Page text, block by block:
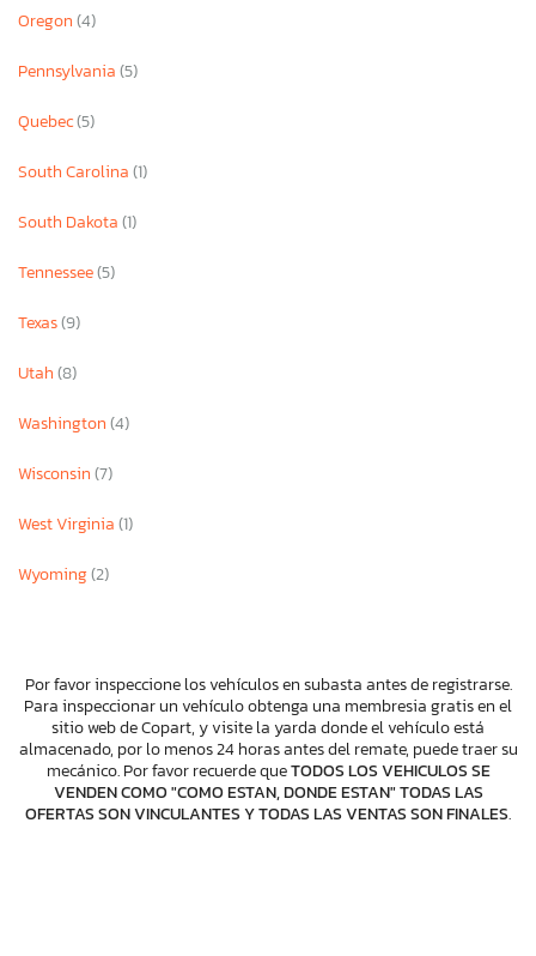
Oregon(4)
Pennsylvania(5)
Quebec(5)
South Carolina(1)
South Dakota(1)
Tennessee(5)
Texas(9)
Utah(8)
Washington(4)
Wisconsin(7)
West Virginia(1)
Wyoming(2)
Por favor inspeccione los vehículos en subasta antes de registrarse.
Para inspeccionar un vehículo obtenga una membresia gratis en el
sitio web de Copart, y visite la yarda donde el vehículo está
almacenado, por lo menos 24 horas antes del remate, puede traer su
mecánico. Por favor recuerde queTODOS LOS VEHICULOS SE
VENDEN COMO "COMO ESTAN, DONDE ESTAN" TODAS LAS
OFERTAS SON VINCULANTES Y TODAS LAS VENTAS SON FINALES.